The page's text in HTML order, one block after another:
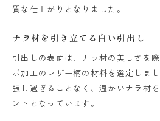
質な仕上がりとなりました。
ナラ材を引き立てる白い引出し
引出しの表面は、ナラ材の美しさを
ボ加工のレザー柄の材料を選定しま
張し過ぎることなく、温かいナラ材
ントとなっています。